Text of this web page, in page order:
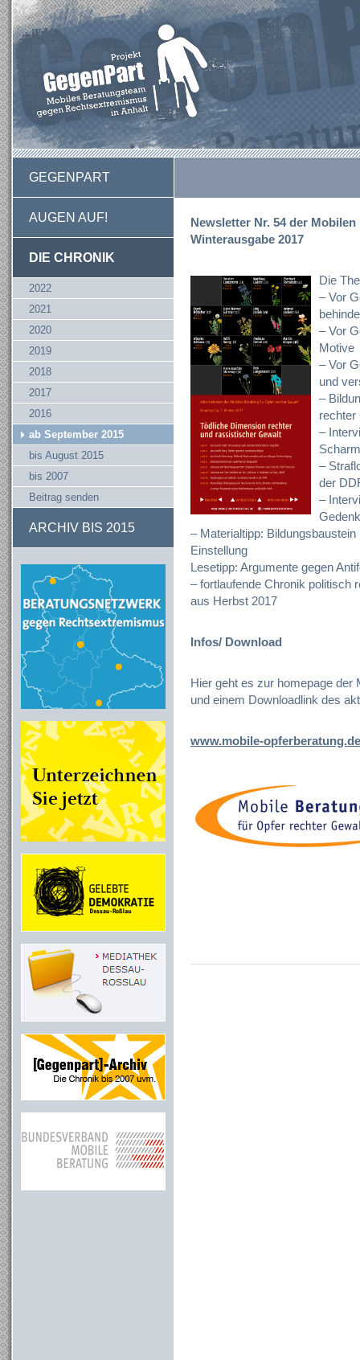
GEGENPART
AUGEN AUF!
DIE CHRONIK
2022
2021
2020
2019
2018
2017
2016
ab September 2015
bis August 2015
bis 2007
Beitrag senden
ARCHIV BIS 2015
Newsletter Nr. 54 der
Winterausgabe 2017
Die
– Vor
– Vor
Motive
– Vor
und
–
rechter
–
–
der
–
– Materialtipp:
Einstellung
Lesetipp: Argumente gegen
– fortlaufende Chronik politisch
aus Herbst 2017
Infos/ Download
Hier geht es zur homepage der
und einem Downloadlink des
www.mobile-opferberatung.de